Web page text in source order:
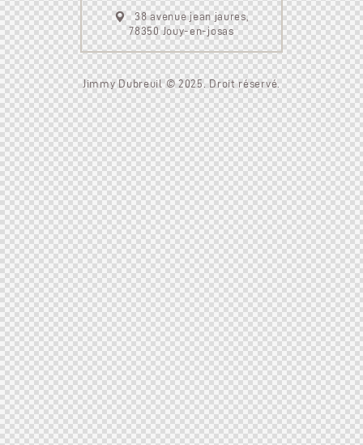
38 avenue jean jaures,
78350 Jouy-en-josas
Jimmy Dubreuil © 2025. Droit réservé.